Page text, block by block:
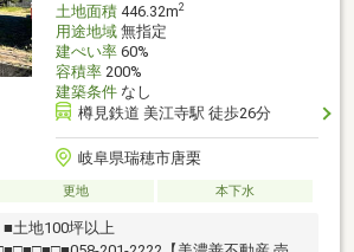
土地面積446.32m2
用途地域無指定
建ぺい率60%
容積率200%
建築条件なし
樽見鉄道 美江寺駅 徒歩26分
岐阜県瑞穂市唐栗
更地 本下水
地100坪以上